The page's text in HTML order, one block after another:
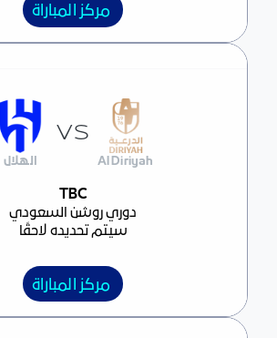
مركز المباراة
مركز المباراةTBC
دوري روشن السعودي
سيتم تحديده لاحقًا
Al Diriyah
VS
الهلال
مركز المباراة